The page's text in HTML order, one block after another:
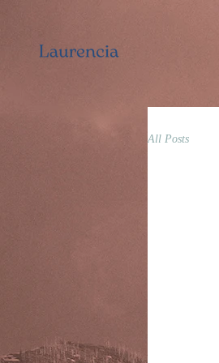
All Posts